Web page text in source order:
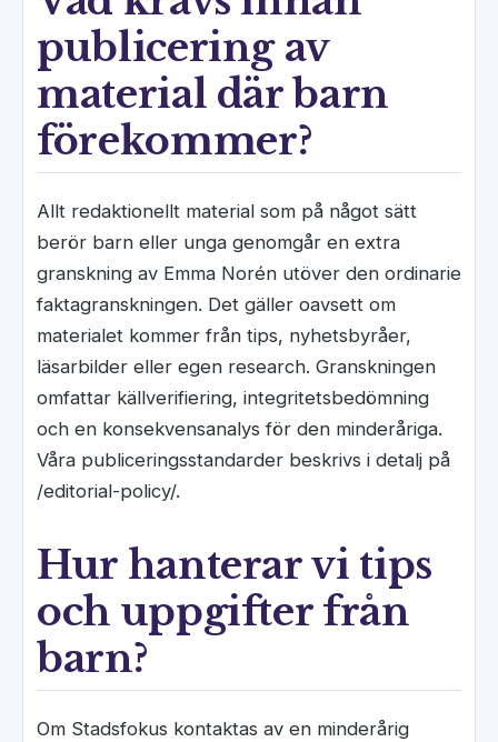
publicering av
material där barn
förekommer?
Allt redaktionellt material som på något sätt
berör barn eller unga genomgår en extra
granskning av Emma Norén utöver den ordinarie
faktagranskningen. Det gäller oavsett om
materialet kommer från tips, nyhetsbyråer,
läsarbilder eller egen research. Granskningen
omfattar källverifiering, integritetsbedömning
och en konsekvensanalys för den minderåriga.
Våra publiceringsstandarder beskrivs i detalj på
/editorial-policy/.
Hur hanterar vi tips
och uppgifter från
barn?
Om Stadsfokus kontaktas av en minderårig